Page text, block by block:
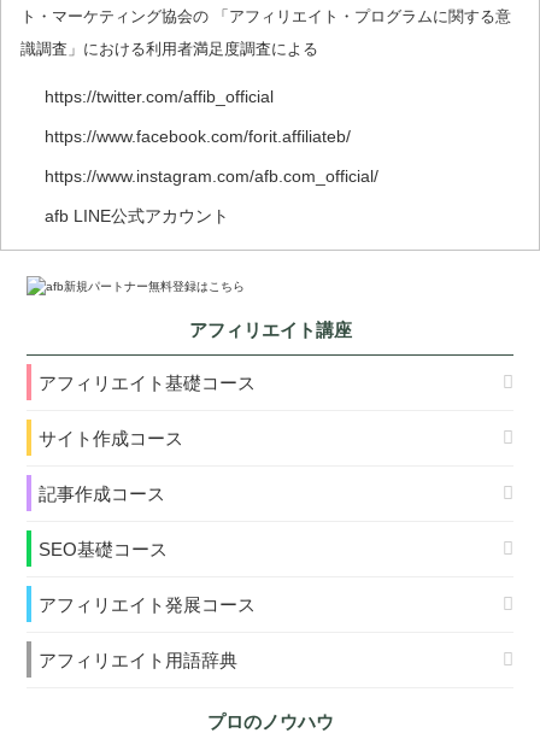
ト・マーケティング協会の 「アフィリエイト・プログラムに関する意
識調査」における利用者満足度調査による
https://twitter.com/affib_official
https://www.facebook.com/forit.affiliateb/
https://www.instagram.com/afb.com_official/
afb LINE公式アカウント
アフィリエイト講座
アフィリエイト基礎コース
サイト作成コース
記事作成コース
SEO基礎コース
アフィリエイト発展コース
アフィリエイト用語辞典
プロのノウハウ